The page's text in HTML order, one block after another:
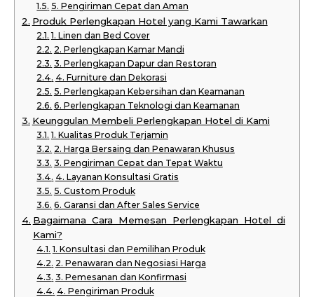
5. Pengiriman Cepat dan Aman
Produk Perlengkapan Hotel yang Kami Tawarkan
1. Linen dan Bed Cover
2. Perlengkapan Kamar Mandi
3. Perlengkapan Dapur dan Restoran
4. Furniture dan Dekorasi
5. Perlengkapan Kebersihan dan Keamanan
6. Perlengkapan Teknologi dan Keamanan
Keunggulan Membeli Perlengkapan Hotel di Kami
1. Kualitas Produk Terjamin
2. Harga Bersaing dan Penawaran Khusus
3. Pengiriman Cepat dan Tepat Waktu
4. Layanan Konsultasi Gratis
5. Custom Produk
6. Garansi dan After Sales Service
Bagaimana Cara Memesan Perlengkapan Hotel di
Kami?
1. Konsultasi dan Pemilihan Produk
2. Penawaran dan Negosiasi Harga
3. Pemesanan dan Konfirmasi
4. Pengiriman Produk